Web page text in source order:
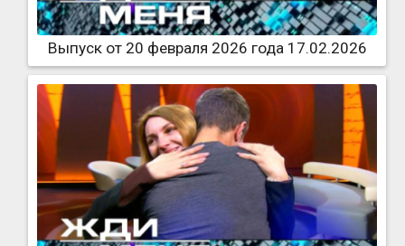
Выпуск от 20 февраля 2026 года 17.02.2026